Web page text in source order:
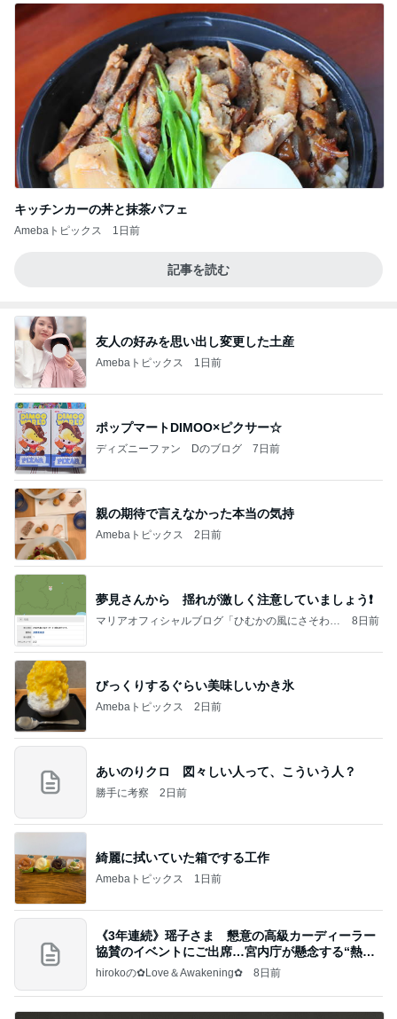
キッチンカーの丼と抹茶パフェ
Amebaトピックス 1日前
記事を読む
友人の好みを思い出し変更した土産
Amebaトピックス 1日前
ポップマートDIMOO×ピクサー☆
ディズニーファン Dのブログ 7日前
親の期待で言えなかった本当の気持
Amebaトピックス 2日前
夢見さんから 揺れが激しく注意していましょう❗️
マリアオフィシャルブログ「ひむかの風にさそわれ
8日前
びっくりするぐらい美味しいかき氷
Amebaトピックス 2日前
あいのりクロ 図々しい人って、こういう人？
勝手に考察 2日前
綺麗に拭いていた箱でする工作
Amebaトピックス 1日前
《3年連続》瑶子さま 懇意の高級カーディーラー
協賛のイベントにご出席…宮内庁が懸念する“熱心
すぎ
hirokoの✿Love＆Awakening✿ 8日前